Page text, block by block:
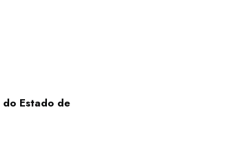
Estado de